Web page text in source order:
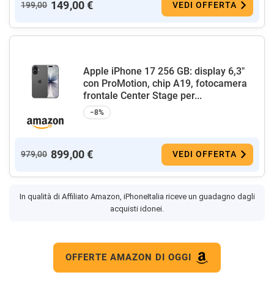
199,00 149,00 € VEDI OFFERTA
Apple iPhone 17 256 GB: display 6,3"
con ProMotion, chip A19, fotocamera
frontale Center Stage per...
−8%
979,00 899,00 € VEDI OFFERTA
In qualità di Affiliato Amazon, iPhoneItalia riceve un guadagno dagli
acquisti idonei.
OFFERTE AMAZON DI OGGI